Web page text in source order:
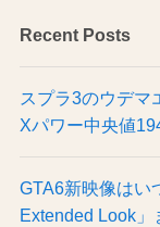
Recent Posts
スプラ3のウデマ
Xパワー中央値
GTA6新映像はい
Extended Look」